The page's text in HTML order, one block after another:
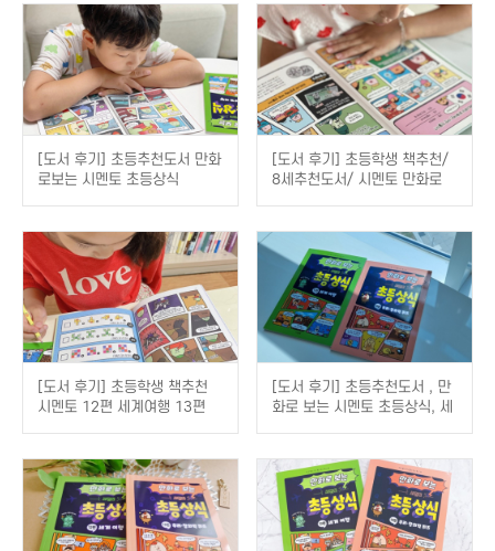
[도서 후기] 초등추천도서 만화
로보는 시멘토 초등상식
[도서 후기] 초등학생 책추천/
8세추천도서/ 시멘토 만화로
[도서 후기] 초등학생 책추천
시멘토 12편 세계여행 13편
[도서 후기] 초등추천도서 , 만
화로 보는 시멘토 초등상식, 세